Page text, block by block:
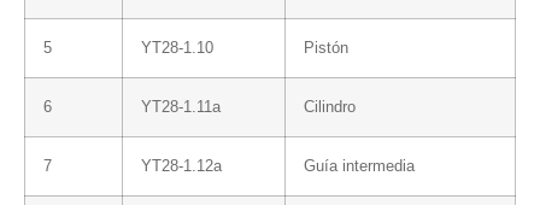
5 YT28-1.10 Pistón
6 YT28-1.11a Cilindro
7 YT28-1.12a Guía intermedia